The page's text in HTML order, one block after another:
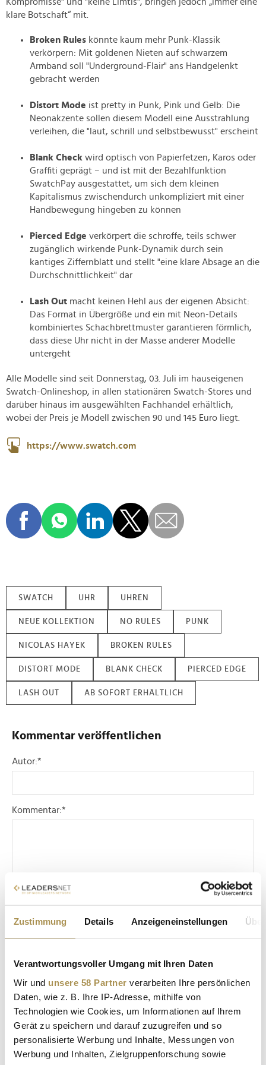
Zustimmung Details Anzeigeneinstellungen
Verantwortungsvoller Umgang mit Ihren Daten
Wir und unsere 58 Partner verarbeiten Ihre persönlichen
Daten, wie z. B. Ihre IP-Adresse, mithilfe von
Technologien wie Cookies, um Informationen auf Ihrem
Gerät zu speichern und darauf zuzugreifen und so
personalisierte Werbung und Inhalte, Messungen von
Werbung und Inhalten, Zielgruppenforschung sowie
klare Botschaft“ mit.
Broken Rules könnte kaum mehr Punk-Klassik
verkörpern: Mit goldenen Nieten auf schwarzem
Armband soll "Underground-Flair" ans Handgelenkt
gebracht werden
Distort Mode ist pretty in Punk, Pink und Gelb: Die
Neonakzente sollen diesem Modell eine Ausstrahlung
verleihen, die "laut, schrill und selbstbewusst" erscheint
Blank Check wird optisch von Papierfetzen, Karos oder
Graffiti geprägt – und ist mit der Bezahlfunktion
SwatchPay ausgestattet, um sich dem kleinen
Kapitalismus zwischendurch unkompliziert mit einer
Handbewegung hingeben zu können
Pierced Edge verkörpert die schroffe, teils schwer
zugänglich wirkende Punk-Dynamik durch sein
kantiges Ziffernblatt und stellt "eine klare Absage an die
Durchschnittlichkeit" dar
Lash Out macht keinen Hehl aus der eigenen Absicht:
Das Format in Übergröße und ein mit Neon-Details
kombiniertes Schachbrettmuster garantieren förmlich,
dass diese Uhr nicht in der Masse anderer Modelle
untergeht
Alle Modelle sind seit Donnerstag, 03. Juli im hauseigenen
Swatch-Onlineshop, in allen stationären Swatch-Stores und
darüber hinaus im ausgewählten Fachhandel erhältlich,
wobei der Preis je Modell zwischen 90 und 145 Euro liegt.
https://www.swatch.com
SWATCH UHR UHREN
NEUE KOLLEKTION NO RULES PUNK
NICOLAS HAYEK BROKEN RULES
DISTORT MODE BLANK CHECK PIERCED EDGE
LASH OUT AB SOFORT ERHÄLTLICH
Kommentar veröffentlichen
Autor:*
Kommentar:*
ABSENDEN
* Pflichtfelder.